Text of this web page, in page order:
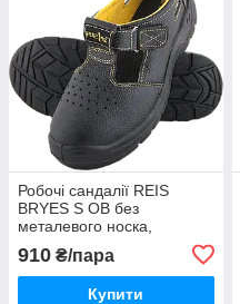
Робочі сандалії REIS
BRYES S OB без
металевого носка,
маслостійка підошва,
Польща
910 ₴/пара
Купити